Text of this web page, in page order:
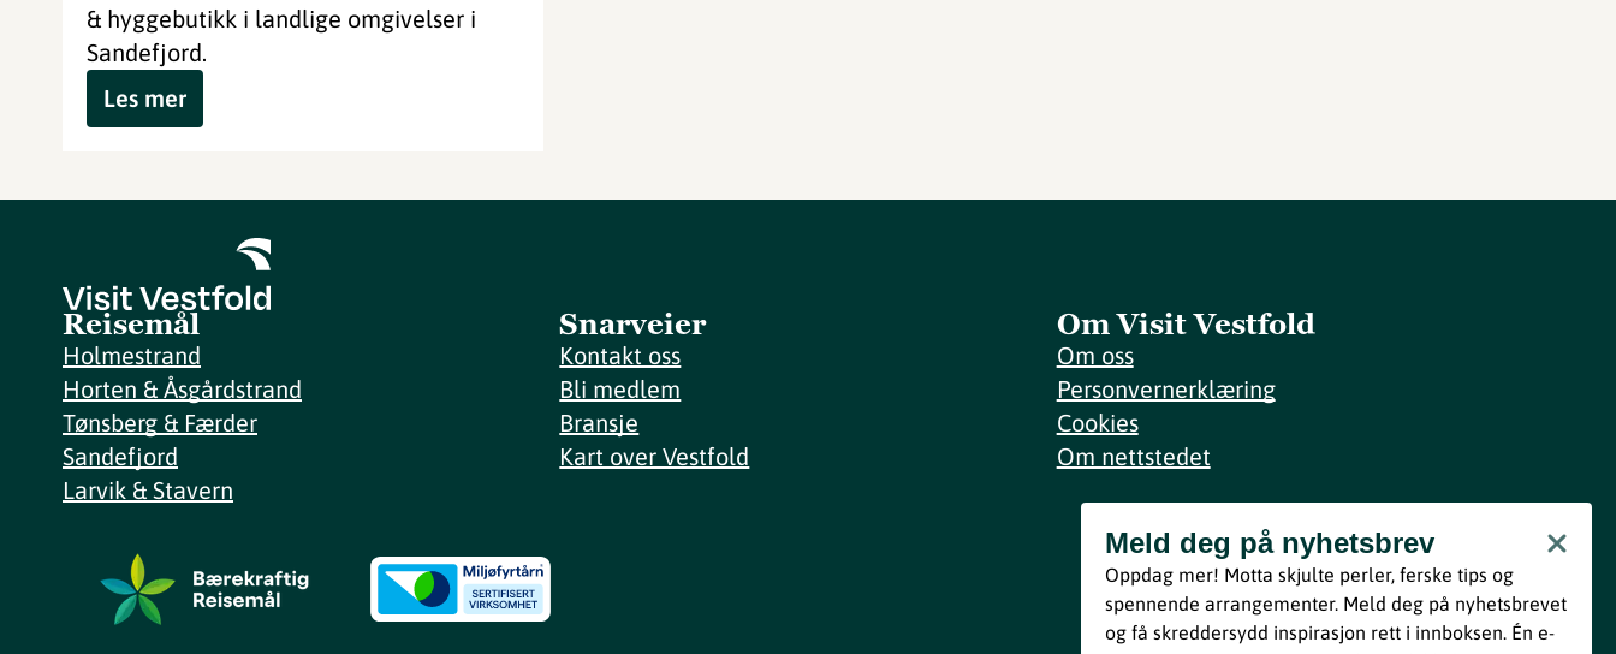
& hyggebutikk i landlige omgivelser i
Sandefjord.
Les mer
Reisemål
Holmestrand
Horten & Åsgårdstrand
Tønsberg & Færder
Sandefjord
Larvik & Stavern
Snarveier
Kontakt oss
Bli medlem
Bransje
Kart over Vestfold
Om Visit Vestfold
Om oss
Personvernerklæring
Cookies
Om nettstedet
Meld deg på nyhetsbrev
Bli med
Ved å melde deg inn godtar du våre vilkår i henhold til vår
Meld deg på nyhetsbrev
Oppdag mer! Motta skjulte perler, ferske tips og
spennende arrangementer. Meld deg på nyhetsbrevet
og få skreddersydd inspirasjon rett i innboksen. Én e-